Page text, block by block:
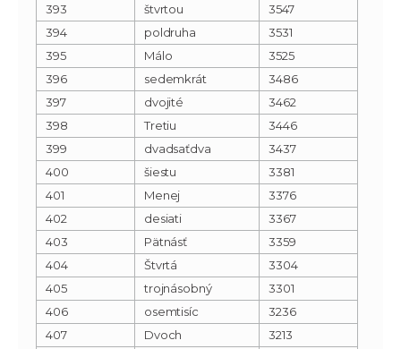
393
štvrtou
3547
394
poldruha
3531
395
Málo
3525
396
sedemkrát
3486
397
dvojité
3462
398
Tretiu
3446
399
dvadsaťdva
3437
400
šiestu
3381
401
Menej
3376
402
desiati
3367
403
Pätnásť
3359
404
Štvrtá
3304
405
trojnásobný
3301
406
osemtisíc
3236
407
Dvoch
3213